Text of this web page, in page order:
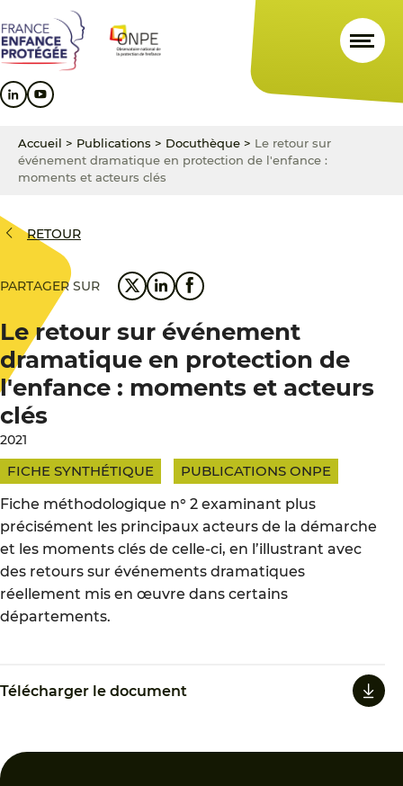
au
contenu
principal
au
menu
principal
au
pied
de
Accueil > Publications > Docuthèque > Le retour sur
événement dramatique en protection de l'enfance :
moments et acteurs clés
RETOUR
PARTAGER SUR
Le retour sur événement
dramatique en protection de
l'enfance : moments et acteurs
clés
2021
FICHE SYNTHÉTIQUE
PUBLICATIONS ONPE
Fiche méthodologique n° 2 examinant plus
précisément les principaux acteurs de la démarche
et les moments clés de celle-ci, en l’illustrant avec
des retours sur événements dramatiques
réellement mis en œuvre dans certains
départements.
Télécharger le document